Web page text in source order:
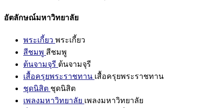
อัตลักษณ์มหาวิทยาลัย
พระเกี้ยว พระเกี้ยว
สีชมพู สีชมพู
ต้นจามจุรี ต้นจามจุรี
เสื้อครุยพระราชทาน เสื้อครุยพระราชทาน
ชุดนิสิต ชุดนิสิต
เพลงมหาวิทยาลัย เพลงมหาวิทยาลัย